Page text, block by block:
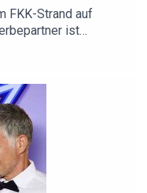
FKK-Strand auf
ist
bekommt ihr 20%,